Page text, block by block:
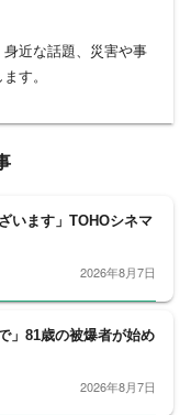
近な話題、災害や事
す。
います」TOHOシネマ
2026年8月7日
」81歳の被爆者が始め
2026年8月7日